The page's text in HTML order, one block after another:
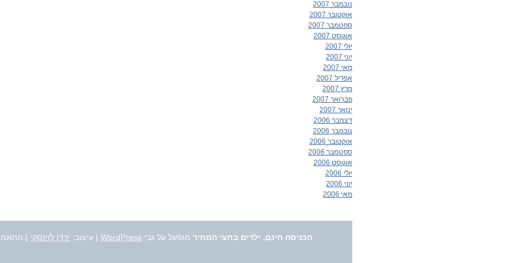
נובמבר 2007
אוקטובר 2007
ספטמבר 2007
אוגוסט 2007
יולי 2007
יוני 2007
מאי 2007
אפריל 2007
מרץ 2007
פברואר 2007
ינואר 2007
דצמבר 2006
נובמבר 2006
אוקטובר 2006
ספטמבר 2006
אוגוסט 2006
יולי 2006
יוני 2006
מאי 2006
הכניסה חינם, ילדים בחצי המחיר מופעל על גבי WordPress
| עיצוב: ירדן לוינסקי |